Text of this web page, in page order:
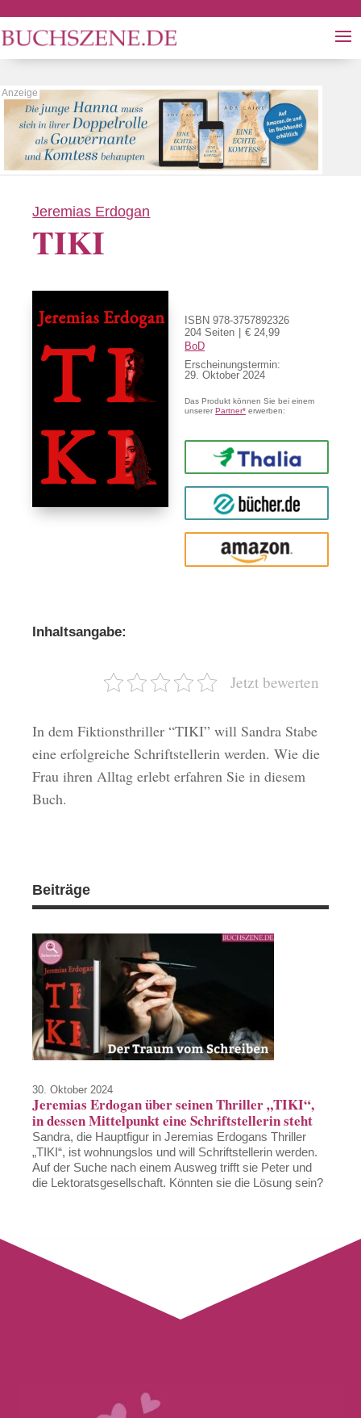
Jeremias Erdogan
TIKI
ISBN 978-3757892326
204 Seiten
€ 24,99
BoD
Erscheinungstermin:
29. Oktober 2024
Das Produkt können Sie bei einem
unsererPartner* erwerben:
Thalia
buecher.de
Amazon
Inhaltsangabe:
Jetzt bewerten
In dem Fiktionsthriller “TIKI” will Sandra Stabe
eine erfolgreiche Schriftstellerin werden. Wie die
Frau ihren Alltag erlebt erfahren Sie in diesem
Buch.
Beiträge
30. Oktober 2024
Jeremias Erdogan über seinen Thriller „TIKI“,
in dessen Mittelpunkt eine Schriftstellerin steht
Sandra, die Hauptfigur in Jeremias Erdogans Thriller
„TIKI“, ist wohnungslos und will Schriftstellerin werden.
Auf der Suche nach einem Ausweg trifft sie Peter und
die Lektoratsgesellschaft. Könnten sie die Lösung sein?